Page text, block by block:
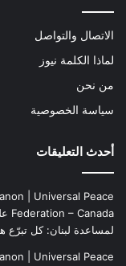
الاتصال والتواصل
لماذا الكلمة نيوز
من نحن
سياسة الخصوصية
أحدث التعليقات
| Universal Peace
Federation – Canada
لمساعدة لبنان: كل تبرّع
| Universal Peace